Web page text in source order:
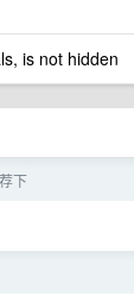
is not hidden
下